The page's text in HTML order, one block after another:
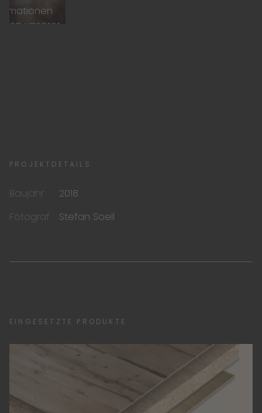
unserer
PROJEKTDETAILS
Baujahr
2018
Fotograf
Stefan Soell
EINGESETZTE PRODUKTE